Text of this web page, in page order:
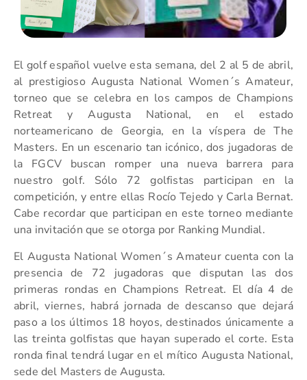
El golf español vuelve esta semana, del 2 al 5 de abril,
al prestigioso Augusta National Women´s Amateur,
torneo que se celebra en los campos de Champions
Retreat y Augusta National, en el estado
norteamericano de Georgia, en la víspera de The
Masters. En un escenario tan icónico, dos jugadoras de
la FGCV buscan romper una nueva barrera para
nuestro golf. Sólo 72 golfistas participan en la
competición, y entre ellas Rocío Tejedo y Carla Bernat.
Cabe recordar que participan en este torneo mediante
una invitación que se otorga por Ranking Mundial.
El Augusta National Women´s Amateur cuenta con la
presencia de 72 jugadoras que disputan las dos
primeras rondas en Champions Retreat. El día 4 de
abril, viernes, habrá jornada de descanso que dejará
paso a los últimos 18 hoyos, destinados únicamente a
las treinta golfistas que hayan superado el corte. Esta
ronda final tendrá lugar en el mítico Augusta National,
sede del Masters de Augusta.